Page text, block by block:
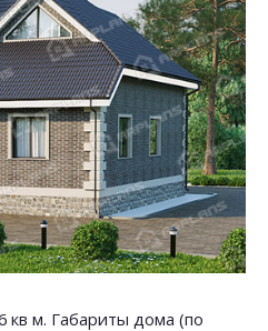
м. Габариты дома (по